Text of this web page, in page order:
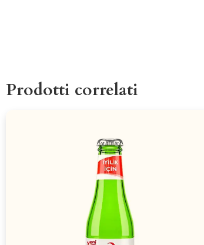
Prodotti correlati